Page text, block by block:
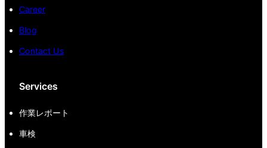
Career
Blog
Contact Us
Services
作業レポート
車検